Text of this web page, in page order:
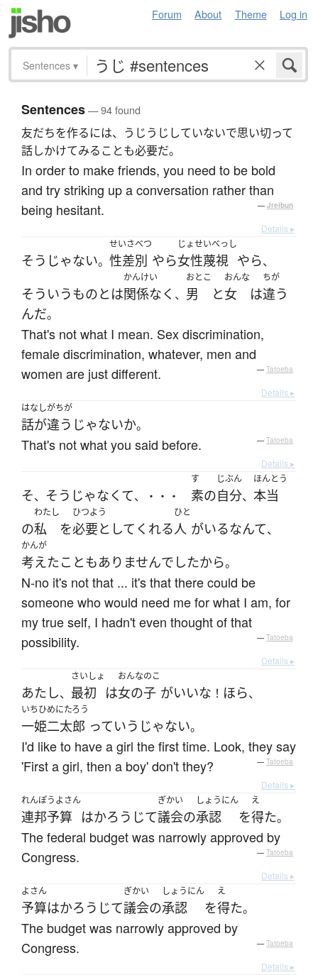
Forum About Theme Log in
Sentences ▾
Sentences— 94 found
友だちを作るには、うじうじしていないで思い切って
話しかけてみることも必要だ。
In order to make friends, you need to be bold
and try striking up a conversation rather than
being hesitant.
— Jreibun
Details ▸
そう じゃない。
せいさべつ
性差別 やら
じょせいべっし
女性蔑視 やら、
そういうものとは
かんけい
関係なく 、
おとこ
男 と
おんな
女 は
ちが
違う
んだ。
That's not what I mean. Sex discrimination,
female discrimination, whatever, men and
women are just different.
— Tatoeba
Details ▸
はなしがちが
話が違う じゃないか。
That's not what you said before. — Tatoeba
Details ▸
そ、 そうじゃなくて、・・・
す
素の
じぶん
自分、
ほんとう
本当
の
わたし
私 を
ひつよう
必要として くれる
ひと
人 がいるなんて、
かんが
考えたこともありませんで したから。
N-no it's not that ... it's that there could be
someone who would need me for what I am, for
my true self, I hadn't even thought of that
possibility.
— Tatoeba
Details ▸
あたし、
さいしょ
最初 は
おんなのこ
女の子 がいいな ！ ほら、
いちひめにたろう
一姫二太郎 っていう じゃない。
I'd like to have a girl the first time. Look, they say
'First a girl, then a boy' don't they?
— Tatoeba
Details ▸
れんぽうよさん
連邦予算 はかろうじて
ぎかい
議会の
しょうにん
承認 を
え
得た。
The federal budget was narrowly approved by
Congress.
— Tatoeba
Details ▸
よさん
予算はかろうじて
ぎかい
議会の
しょうにん
承認 を
え
得た。
The budget was narrowly approved by
Congress.
— Tatoeba
Details ▸